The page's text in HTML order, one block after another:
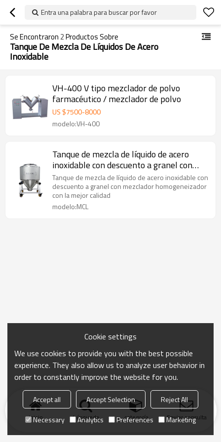
Entra una palabra para buscar por favor
Se Encontraron 2Productos Sobre
Tanque De Mezcla De Líquidos De Acero
Inoxidable
VH-400 V tipo mezclador de polvo
farmacéutico / mezclador de polvo
US $7500-8000
modelo:VH-400
Tanque de mezcla de líquido de acero
inoxidable con descuento a granel con
mezclador homogeneizador con la mejor
calidad
Tanque de mezcla de líquido de acero inoxidable con
descuento a granel con mezclador homogeneizador
con la mejor calidad
modelo:MCL
Inicio búsqueda categoría Enviar consulta
Cookie settings
We use cookies to provide you with the best possible
experience. They also allow us to analyze user behavior in
order to constantly improve the website for you.
Accept all Accept Selection
Reject All
Necessary
Analytics Preferences Marketing